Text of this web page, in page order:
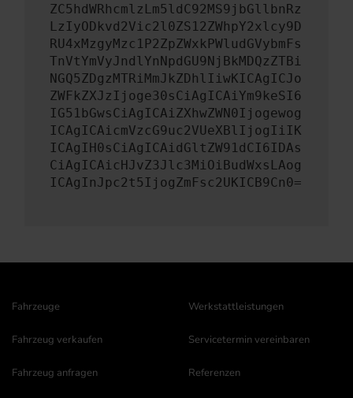
ZC5hdWRhcmlzLm5ldC92MS9jbGllbnRz
LzIyODkvd2Vic2l0ZS12ZWhpY2xlcy9D
RU4xMzgyMzc1P2ZpZWxkPWludGVybmFs
TnVtYmVyJndlYnNpdGU9NjBkMDQzZTBi
NGQ5ZDgzMTRiMmJkZDhlIiwKICAgICJo
ZWFkZXJzIjoge30sCiAgICAiYm9keSI6
IG51bGwsCiAgICAiZXhwZWN0Ijogewog
ICAgICAicmVzcG9uc2VUeXBlIjogIiIK
ICAgIH0sCiAgICAidGltZW91dCI6IDAs
CiAgICAicHJvZ3Jlc3MiOiBudWxsLAog
ICAgInJpc2t5IjogZmFsc2UKICB9Cn0=
Fahrzeuge
Fahrzeug verkaufen
Fahrzeug anfragen
Werkstattleistungen
Servicetermin vereinbaren
Referenzen